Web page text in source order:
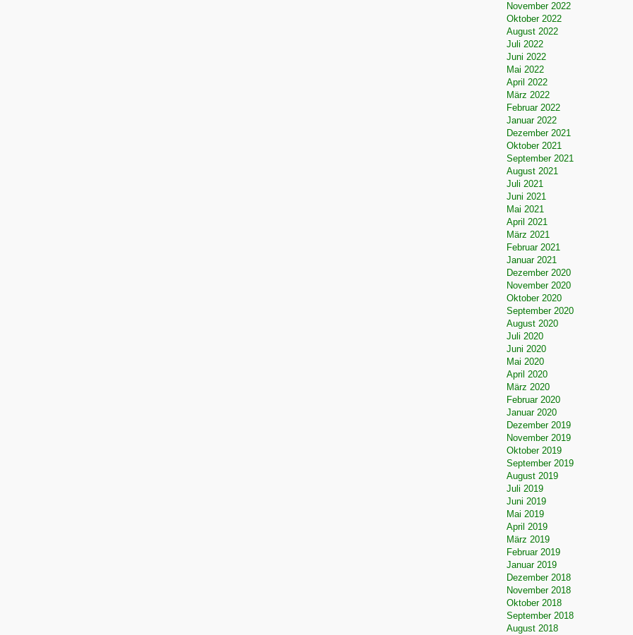
November 2022
Oktober 2022
August 2022
Juli 2022
Juni 2022
Mai 2022
April 2022
März 2022
Februar 2022
Januar 2022
Dezember 2021
Oktober 2021
September 2021
August 2021
Juli 2021
Juni 2021
Mai 2021
April 2021
März 2021
Februar 2021
Januar 2021
Dezember 2020
November 2020
Oktober 2020
September 2020
August 2020
Juli 2020
Juni 2020
Mai 2020
April 2020
März 2020
Februar 2020
Januar 2020
Dezember 2019
November 2019
Oktober 2019
September 2019
August 2019
Juli 2019
Juni 2019
Mai 2019
April 2019
März 2019
Februar 2019
Januar 2019
Dezember 2018
November 2018
Oktober 2018
September 2018
August 2018